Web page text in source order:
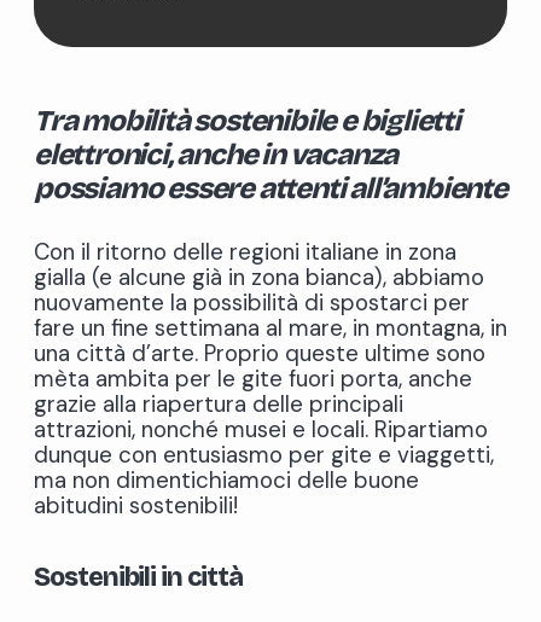
Tra mobilità sostenibile e biglietti
elettronici, anche in vacanza
possiamo essere attenti all’ambiente
Con il ritorno delle regioni italiane in zona
gialla (e alcune già in zona bianca), abbiamo
nuovamente la possibilità di spostarci per
fare un fine settimana al mare, in montagna, in
una città d’arte. Proprio queste ultime sono
mèta ambita per le gite fuori porta, anche
grazie alla riapertura delle principali
attrazioni, nonché musei e locali. Ripartiamo
dunque con entusiasmo per gite e viaggetti,
ma non dimentichiamoci delle buone
abitudini sostenibili!
Sostenibili in città